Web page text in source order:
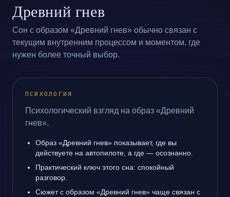
Древний гнев
Сон с образом «Древний гнев» обычно связан с
текущим внутренним процессом и моментом, где
нужен более точный выбор.
ПСИХОЛОГИЯ
Психологический взгляд на образ «Древний
гнев».
Образ «Древний гнев» показывает, где вы
действуете на автопилоте, а где — осознанно.
Практический ключ этого сна: спокойный
разговор.
Сюжет с образом «Древний гнев» чаще связан с